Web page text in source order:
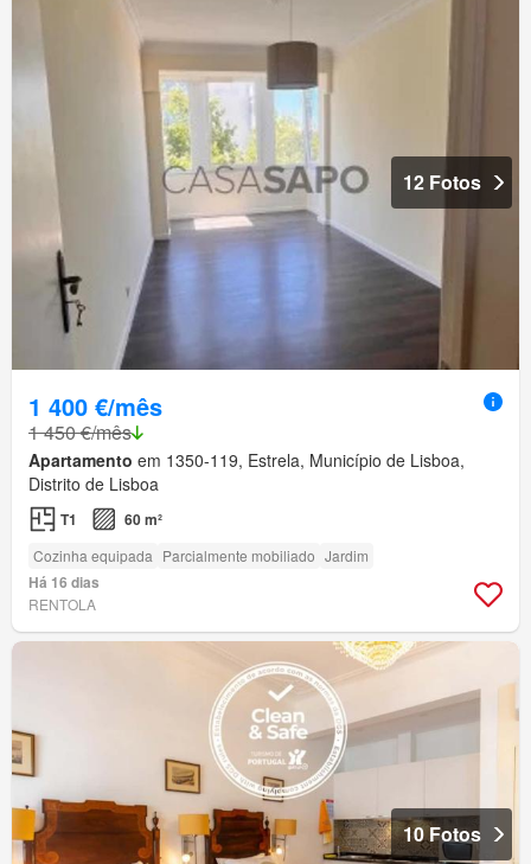
12 Fotos
1 400 €/mês
1 450 €/mês
Apartamento em 1350-119, Estrela, Município de Lisboa,
Distrito de Lisboa
T1 60 m²
Cozinha equipada Parcialmente mobiliado Jardim
Há 16 dias
RENTOLA
10 Fotos